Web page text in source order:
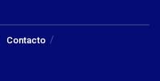
Contacto